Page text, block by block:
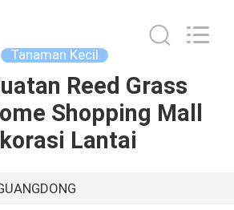
Tanaman Kecil
Reed Grass
Shopping Mall
Lantai